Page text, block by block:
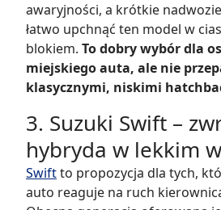
awaryjności, a krótkie
łatwo upchnąć ten model w
blokiem. To dobry wybór dla
miejskiego auta, ale nie
klasycznymi, niskimi
3. Suzuki Swift –
hybryda w lekkim
Swiftto propozycja dla tych,
auto reaguje na ruch